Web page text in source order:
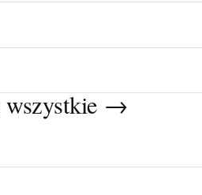
wszystkie →